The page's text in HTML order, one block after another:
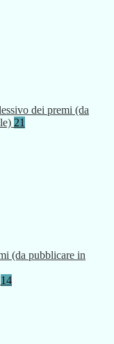
dei premi (da
21
(da pubblicare in
14